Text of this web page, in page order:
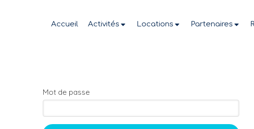
Accueil Activités Locations Partenaires
Mot de passe